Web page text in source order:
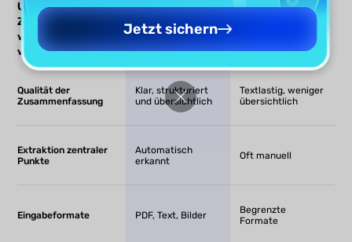
UPDF AI zum
Zusammenfassen
von Lehrmaterialien
vs. andere KI-Tools
UPDF AI
Qualität der
Zusammenfassung
Klar, strukturiert
und übersichtlich
Textlastig, weniger
übersichtlich
Extraktion zentraler
Punkte
Automatisch
erkannt
Oft manuell
Eingabeformate PDF, Text, Bilder
Begrenzte
Formate
Jetzt sichern